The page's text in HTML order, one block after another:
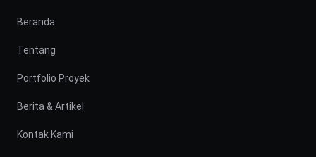
Beranda
Tentang
Portfolio Proyek
Berita & Artikel
Kontak Kami